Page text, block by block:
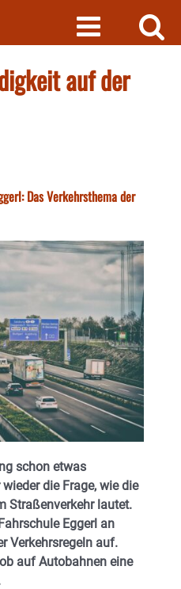
auf der
Das Verkehrsthema der
schon etwas
die Frage, wie die
Straßenverkehr lautet.
Eggerl an
Verkehrsregeln auf.
auf Autobahnen eine